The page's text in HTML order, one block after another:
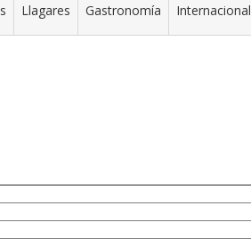
Llagares Gastronomía Internacional